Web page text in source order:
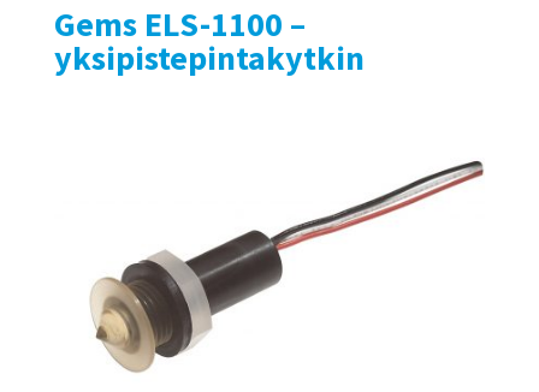
Gems ELS-1100 –
yksipistepintakytkin